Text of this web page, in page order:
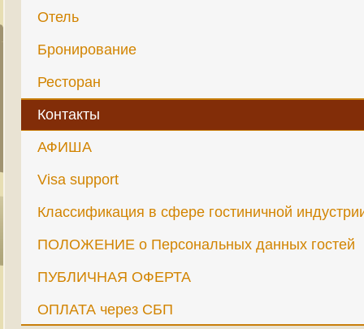
Отель
Бронирование
Ресторан
Контакты
АФИША
Visa support
Классификация в сфере гостиничной
ПОЛОЖЕНИЕ о Персональных данных гостей
ПУБЛИЧНАЯ ОФЕРТА
ОПЛАТА через СБП